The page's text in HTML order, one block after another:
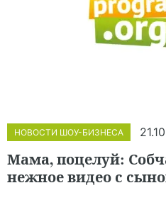
НОВОСТИ ШОУ-БИЗНЕСА
Мама, поцелуй:
нежное видео с